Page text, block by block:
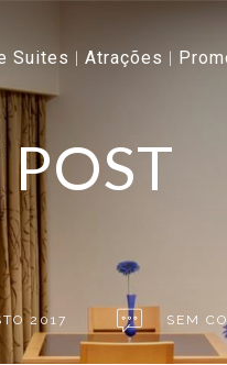
Suites Atrações
2017 SEM